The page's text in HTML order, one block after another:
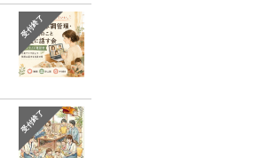
受付終了
受付終了